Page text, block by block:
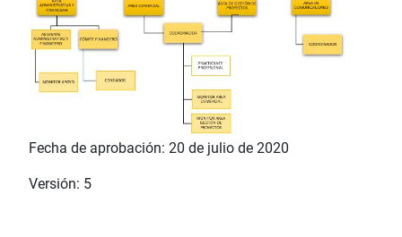
Fecha de aprobación: 20 de julio de 2020
Versión: 5